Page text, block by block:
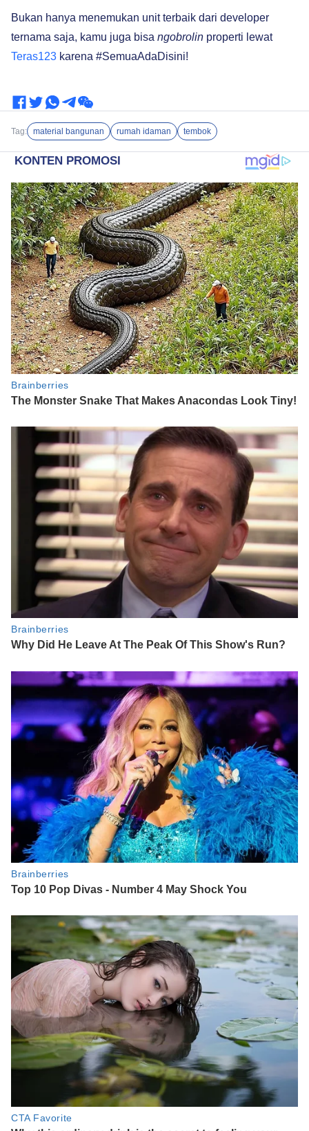
Bukan hanya menemukan unit terbaik dari developer
ternama saja, kamu juga bisa ngobrolin properti lewat
Teras123 karena #SemuaAdaDisini!
Tag: material bangunan rumah idaman tembok